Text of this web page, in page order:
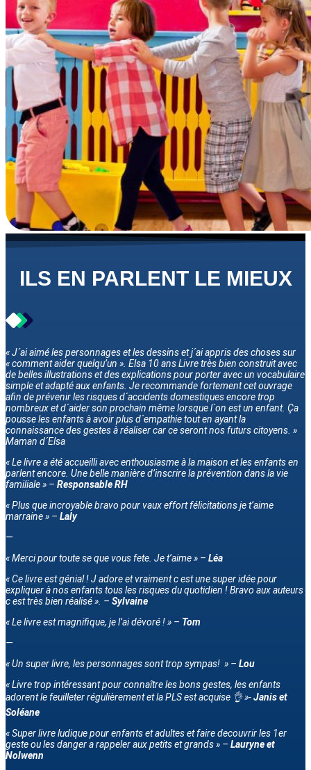
ILS EN PARLENT LE MIEUX
« J´ai aimé les personnages et les dessins et j´ai appris des choses sur
« comment aider quelqu’un ». Elsa 10 ans Livre très bien construit avec
de belles illustrations et des explications pour porter avec un vocabulaire
simple et adapté aux enfants. Je recommande fortement cet ouvrage
afin de prévenir les risques d´accidents domestiques encore trop
nombreux et d´aider son prochain même lorsque l´on est un enfant. Ça
pousse les enfants à avoir plus d´empathie tout en ayant la
connaissance des gestes à réaliser car ce seront nos futurs citoyens. »
Maman d´Elsa
« Le livre a été accueilli avec enthousiasme à la maison et les enfants en
parlent encore. Une belle manière d’inscrire la prévention dans la vie
familiale » – Responsable RH
« Plus que incroyable bravo pour vaux effort félicitations je t’aime
marraine » – Laly
—
« Merci pour toute se que vous fete. Je t’aime » – Léa
« Ce livre est génial ! J adore et vraiment c est une super idée pour
expliquer à nos enfants tous les risques du quotidien ! Bravo aux auteurs
c est très bien réalisé ». – Sylvaine
« Le livre est magnifique, je l’ai dévoré ! » – Tom
—
« Un super livre, les personnages sont trop sympas! » – Lou
« Livre trop intéressant pour connaître les bons gestes, les enfants
adorent le feuilleter régulièrement et la PLS est acquise 👌 »-Janis et
Soléane
« Super livre ludique pour enfants et adultes et faire decouvrir les 1er
geste ou les danger a rappeler aux petits et grands » – Lauryne et
Nolwenn